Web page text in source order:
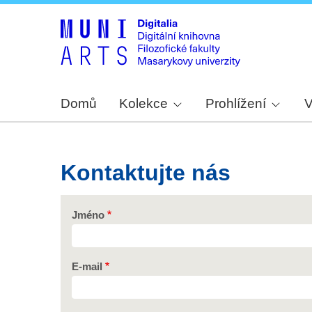
Domů Kolekce Prohlížení
Kontaktujte nás
Jméno
E-mail